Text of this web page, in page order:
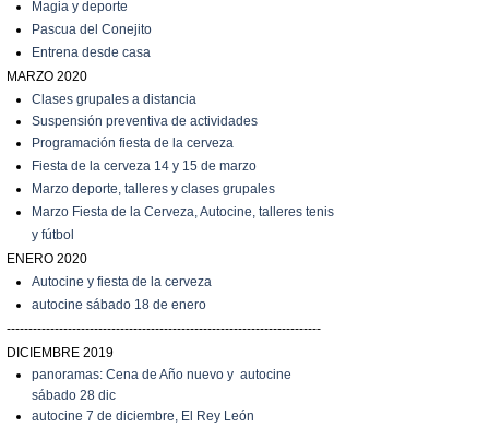
Magia y deporte
Pascua del Conejito
Entrena desde casa
MARZO 2020
C lases grupales a distancia
Suspensión preventiva de actividades
Programación fiesta de la cerveza
Fiesta de la cerveza 14 y 15 de marzo
Marzo deporte, talleres y clases grupales
Marzo Fiesta de la Cerveza, Autocine, talleres tenis
y fútbol
ENERO 2020
Autocine y fiesta de la cerveza
autocine sábado 18 de enero
------------------------------------------------------------------------
DICIEMBRE 2019
panoramas: Cena de Año nuevo y autocine
sábado 28 dic
autocine 7 de diciembre, El Rey León